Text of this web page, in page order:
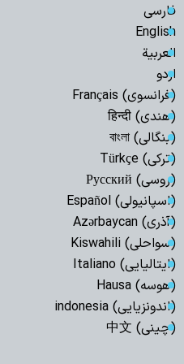
فارسی
English
العربیة
اردو
(فرانسوی) Français
(هندی) हिन्दी
(بنگالی) বাংলা
(ترکی) Türkçe
(روسی) Русский
(اسپانیولی) Español
(آذری) Azərbaycan
(سواحلی) Kiswahili
(ایتالیایی) Italiano
(هوسه) Hausa
(اندونزیایی) indonesia
(چینی) 中文